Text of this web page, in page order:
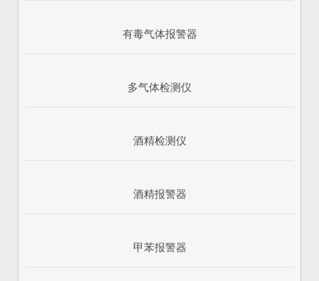
有毒气体报警器
多气体检测仪
酒精检测仪
酒精报警器
甲苯报警器